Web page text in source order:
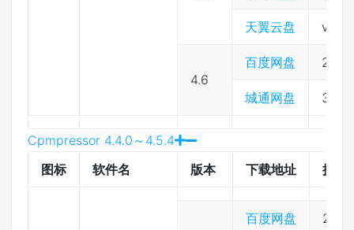
天翼云盘 vxi1
4.6
百度网盘 2333
城通网盘
Cpmpressor 4.4.0～4.5.4
图标
软件名 版本 下载地址 提取
百度网盘 2333